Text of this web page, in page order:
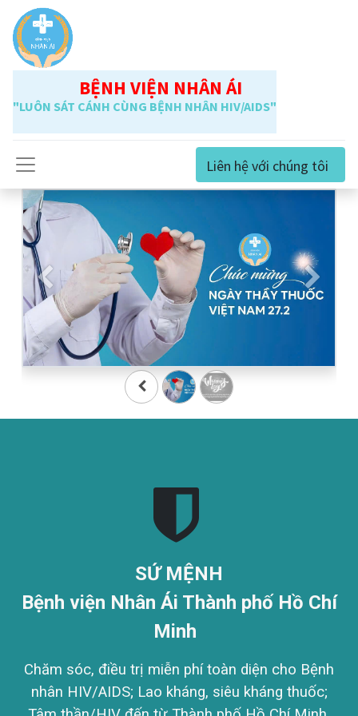
BỆNH VIỆN NHÂN ÁI
"LUÔN SÁT CÁNH CÙNG BỆNH NHÂN HIV/AIDS"
Liên hệ với chúng tôi
Previous Next
SỨ MỆNH
Bệnh viện Nhân Ái Thành phố Hồ Chí
Minh
Chăm sóc, điều trị miễn phí toàn diện cho Bệnh
nhân HIV/AIDS; Lao kháng, siêu kháng thuốc;